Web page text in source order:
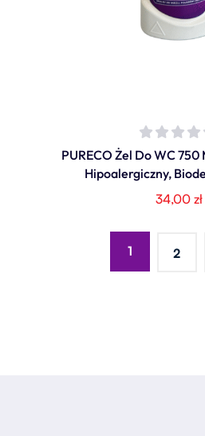
PURECO Żel Do WC 750
Hipoalergiczny,
34,00 zł
1 2